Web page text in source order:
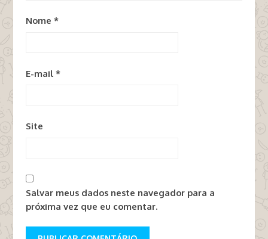
Nome *
E-mail *
Site
Salvar meus dados neste navegador para a
próxima vez que eu comentar.